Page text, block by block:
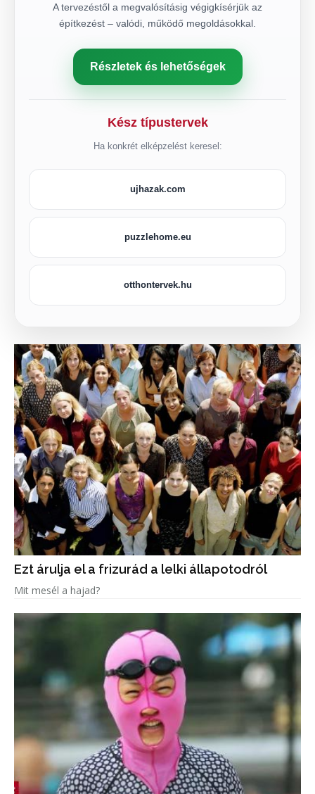
A tervezéstől a megvalósításig végigkísérjük az
építkezést – valódi, működő megoldásokkal.
Részletek és lehetőségek
Kész típustervek
Ha konkrét elképzelést keresel:
ujhazak.com
puzzlehome.eu
otthontervek.hu
Ezt árulja el a frizurád a lelki állapotodról
Mit mesél a hajad?